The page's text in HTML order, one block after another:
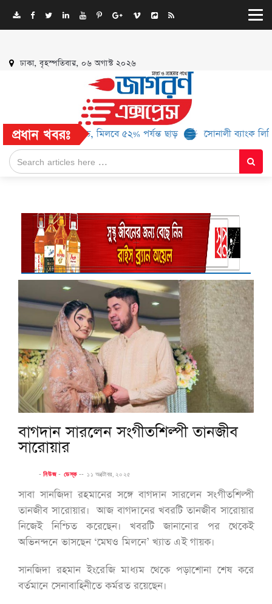
ঢাকা, বৃহস্পতিবার, ০৬ অগাস্ট ২০২৬
প্রধান খবরঃ
আরও ১৬ ব্র্যান্ড, মিলবে ৫২% পর্যন্ত ছাড় সোনালী ব্যাংক লিমিটেড-
বাগদান সারলেন সংগীতশিল্পী তানজীব
সারোয়ার
-নিউজ - ডেস্ক -- ১১ অক্টোবর, ২০২৫
সাবা সানজিদা রহমানের সঙ্গে বাগদান সারলেন সংগীতশিল্পী
তানজীব সারোয়ার। আজ বাগদানের খবরটি তানজীব সারোয়ার
নিজেই নিশ্চিত করেছেন। খবরটি জানানোর পর থেকেই
অভিনন্দনে ভাসছেন ‘মেঘও মিলনে’ খ্যাত এই গায়ক।
সানজিদা রহমান ইংরেজি মাধ্যম থেকে পড়াশোনা শেষ করে
বর্তমানে সেনাবাহিনীতে কর্মরত রয়েছেন।